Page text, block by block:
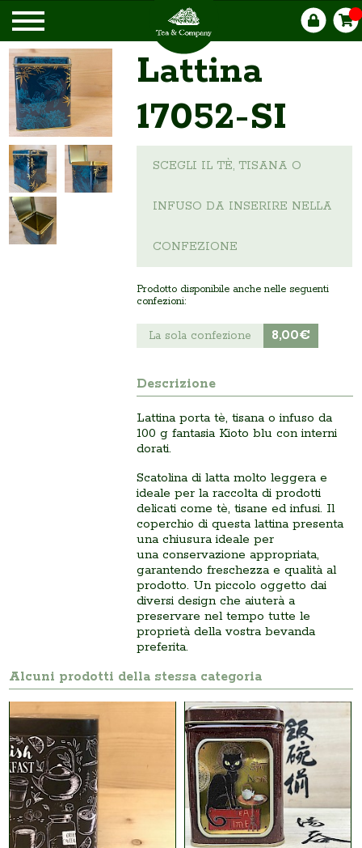
Lattina
17052-SI
SCEGLI IL TÈ, TISANA O
INFUSO DA INSERIRE NELLA
CONFEZIONE
Prodotto disponibile anche nelle seguenti
confezioni:
La sola confezione 8,00€
Descrizione
Lattina porta tè, tisana o infuso da
100 g fantasia Kioto blu con interni
dorati.
Scatolina di latta molto leggera e
ideale per la raccolta di prodotti
delicati come tè, tisane ed infusi. Il
coperchio di questa lattina presenta
una chiusura ideale per
una conservazione appropriata,
garantendo freschezza e qualità al
prodotto. Un piccolo oggetto dai
diversi design che aiuterà a
preservare nel tempo tutte le
proprietà della vostra bevanda
preferita.
Alcuni prodotti della stessa categoria